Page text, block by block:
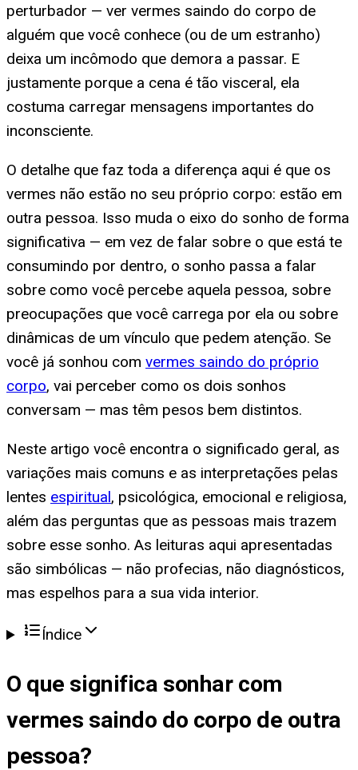
perturbador — ver vermes saindo do corpo de
alguém que você conhece (ou de um estranho)
deixa um incômodo que demora a passar. E
justamente porque a cena é tão visceral, ela
costuma carregar mensagens importantes do
inconsciente.
O detalhe que faz toda a diferença aqui é que os
vermes não estão no seu próprio corpo: estão em
outra pessoa. Isso muda o eixo do sonho de forma
significativa — em vez de falar sobre o que está te
consumindo por dentro, o sonho passa a falar
sobre como você percebe aquela pessoa, sobre
preocupações que você carrega por ela ou sobre
dinâmicas de um vínculo que pedem atenção. Se
você já sonhou com vermes saindo do próprio
corpo, vai perceber como os dois sonhos
conversam — mas têm pesos bem distintos.
Neste artigo você encontra o significado geral, as
variações mais comuns e as interpretações pelas
lentes espiritual, psicológica, emocional e religiosa,
além das perguntas que as pessoas mais trazem
sobre esse sonho. As leituras aqui apresentadas
são simbólicas — não profecias, não diagnósticos,
mas espelhos para a sua vida interior.
Índice
O que significa sonhar com
vermes saindo do corpo de outra
pessoa?